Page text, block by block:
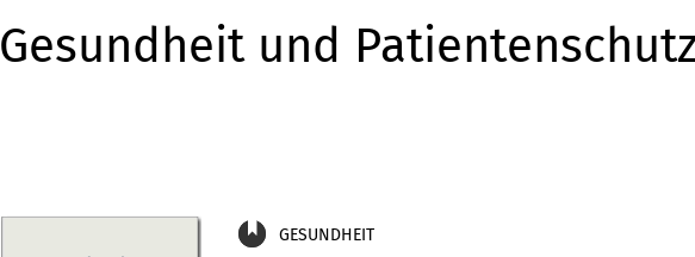
E-
Gesundheit und
GESUNDHEIT